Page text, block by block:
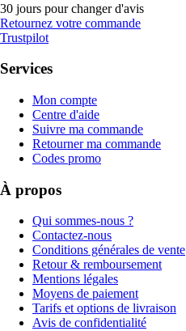
30 jours pour changer d'avis
Retournez votre commande
Trustpilot
Services
Mon compte
Centre d'aide
Suivre ma commande
Retourner ma commande
Codes promo
À propos
Qui sommes-nous ?
Contactez-nous
Conditions générales de vente
Retour & remboursement
Mentions légales
Moyens de paiement
Tarifs et options de livraison
Avis de confidentialité